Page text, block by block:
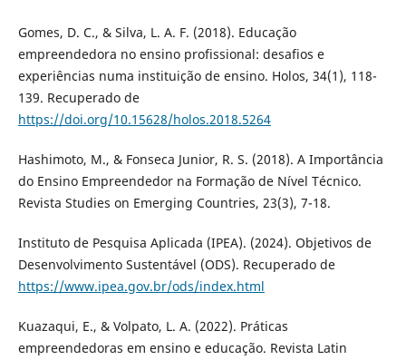
Gomes, D. C., & Silva, L. A. F. (2018). Educação
empreendedora no ensino profissional: desafios e
experiências numa instituição de ensino. Holos, 34(1), 118-
139. Recuperado de
https://doi.org/10.15628/holos.2018.5264
Hashimoto, M., & Fonseca Junior, R. S. (2018). A Importância
do Ensino Empreendedor na Formação de Nível Técnico.
Revista Studies on Emerging Countries, 23(3), 7-18.
Instituto de Pesquisa Aplicada (IPEA). (2024). Objetivos de
Desenvolvimento Sustentável (ODS). Recuperado de
https://www.ipea.gov.br/ods/index.html
Kuazaqui, E., & Volpato, L. A. (2022). Práticas
empreendedoras em ensino e educação. Revista Latin